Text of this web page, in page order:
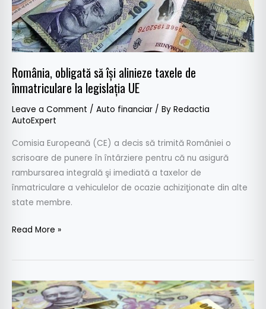
România, obligată să îşi alinieze taxele de
înmatriculare la legislaţia UE
Leave a Comment / Auto financiar / By Redactia
AutoExpert
Comisia Europeană (CE) a decis să trimită României o
scrisoare de punere în întârziere pentru că nu asigură
rambursarea integrală şi imediată a taxelor de
înmatriculare a vehiculelor de ocazie achiziţionate din alte
state membre.
înmatriculare
la
legislaţia
UE
Read More »
Taxarea
maşinilor